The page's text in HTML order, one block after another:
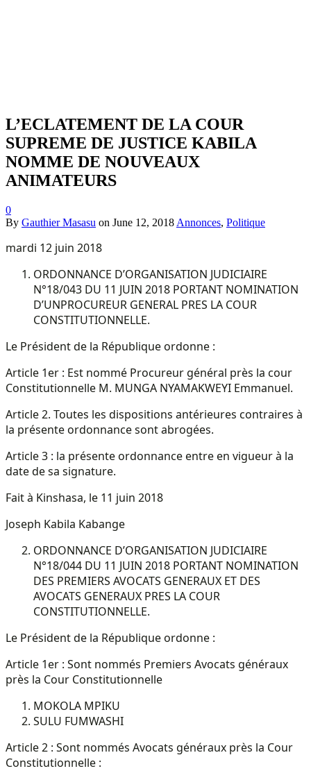
L’ECLATEMENT DE LA COUR
SUPREME DE JUSTICE KABILA
NOMME DE NOUVEAUX
ANIMATEURS
0
By Gauthier Masasu on June 12, 2018 Annonces, Politique
mardi 12 juin 2018
ORDONNANCE D’ORGANISATION JUDICIAIRE
N°18/043 DU 11 JUIN 2018 PORTANT NOMINATION
D’UNPROCUREUR GENERAL PRES LA COUR
CONSTITUTIONNELLE.
Le Président de la République ordonne :
Article 1er : Est nommé Procureur général près la cour
Constitutionnelle M. MUNGA NYAMAKWEYI Emmanuel.
Article 2. Toutes les dispositions antérieures contraires à
la présente ordonnance sont abrogées.
Article 3 : la présente ordonnance entre en vigueur à la
date de sa signature.
Fait à Kinshasa, le 11 juin 2018
Joseph Kabila Kabange
ORDONNANCE D’ORGANISATION JUDICIAIRE
N°18/044 DU 11 JUIN 2018 PORTANT NOMINATION
DES PREMIERS AVOCATS GENERAUX ET DES
AVOCATS GENERAUX PRES LA COUR
CONSTITUTIONNELLE.
Le Président de la République ordonne :
Article 1er : Sont nommés Premiers Avocats généraux
près la Cour Constitutionnelle
MOKOLA MPIKU
SULU FUMWASHI
Article 2 : Sont nommés Avocats généraux près la Cour
Constitutionnelle :